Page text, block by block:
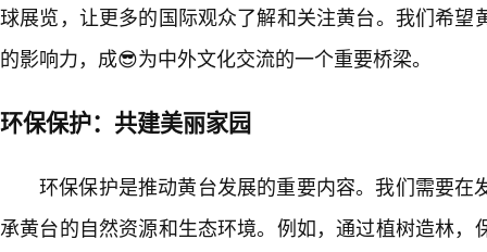
球展览，让更多的国际观众了解和关注黄台。我们希望
的影响力，成😎为中外文化交流的一个重要桥梁。
环保保护：共建美丽家园
环保保护是推动黄台发展的重要内容。我们需要在
承黄台的自然资源和生态环境。例如，通过植树造林，